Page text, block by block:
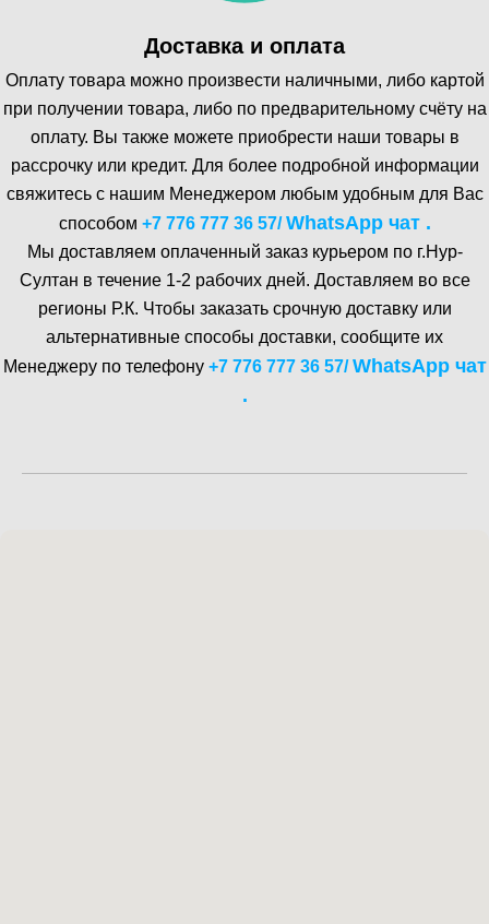
Доставка и оплата
Оплату товара можно произвести наличными, либо картой
при получении товара, либо по предварительному счёту на
оплату. Вы также можете приобрести наши товары в
рассрочку или кредит. Для более подробной информации
свяжитесь с нашим Менеджером любым удобным для Вас
способом +7 776 777 36 57/WhatsA pp чат .
Мы доставляем оплаченный заказ курьером по г.Нур-
Cултан в течение 1-2 рабочих дней. Доставляем во все
регионы Р.К. Чтобы заказать срочную доставку или
альтернативные способы доставки, сообщите их
Менеджеру по телефону +7 776 777 36 57/WhatsA pp чат
.